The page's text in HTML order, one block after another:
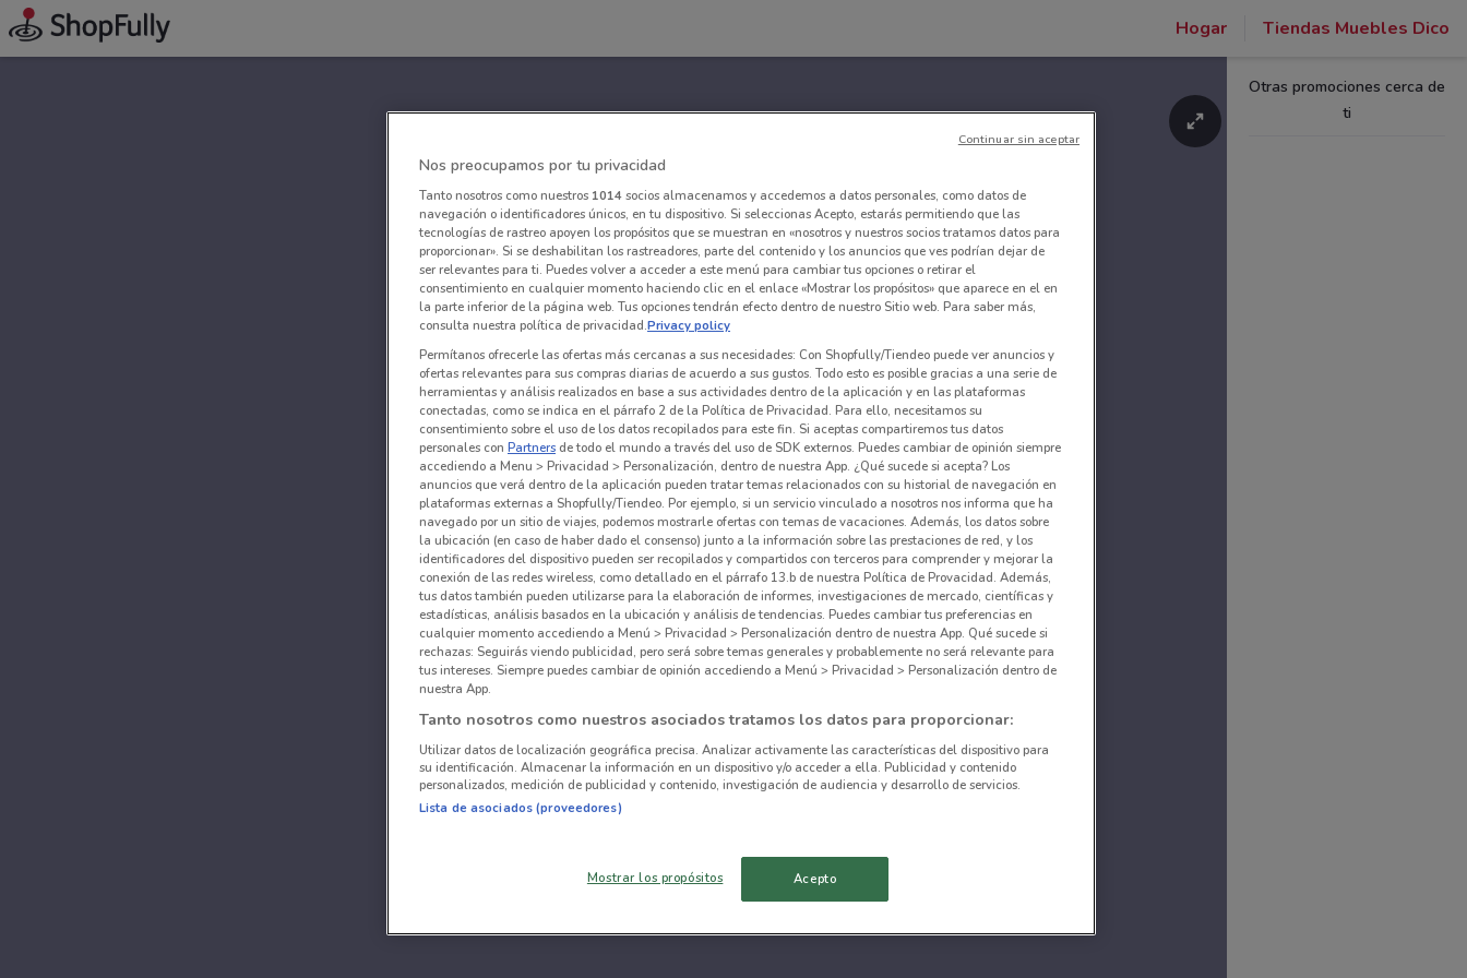
Hogar Tiendas Muebles Dico
Otras promociones cerca de
ti
Nos preocupamos por tu privacidad
Tanto nosotros como nuestros 1014socios almacenamos y accedemos a datos personales, como datos de
navegación o identificadores únicos, en tu dispositivo. Si seleccionas Acepto, estarás permitiendo que las
tecnologías de rastreo apoyen los propósitos que se muestran en «nosotros y nuestros socios tratamos datos para
proporcionar». Si se deshabilitan los rastreadores, parte del contenido y los anuncios que ves podrían dejar de
ser relevantes para ti. Puedes volver a acceder a este menú para cambiar tus opciones o retirar el
consentimiento en cualquier momento haciendo clic en el enlace «Mostrar los propósitos» que aparece en el en
la parte inferior de la página web. Tus opciones tendrán efecto dentro de nuestro Sitio web. Para saber más,
consulta nuestra política de privacidad.Privacy policy
Permítanos ofrecerle las ofertas más cercanas a sus necesidades: Con Shopfully/Tiendeo puede ver anuncios y
ofertas relevantes para sus compras diarias de acuerdo a sus gustos. Todo esto es posible gracias a una serie de
herramientas y análisis realizados en base a sus actividades dentro de la aplicación y en las plataformas
conectadas, como se indica en el párrafo 2 de la Política de Privacidad. Para ello, necesitamos su
consentimiento sobre el uso de los datos recopilados para este fin. Si aceptas compartiremos tus datos
personales con Partners de todo el mundo a través del uso de SDK externos. Puedes cambiar de opinión siempre
accediendo a Menu > Privacidad > Personalización, dentro de nuestra App. ¿Qué sucede si acepta? Los
anuncios que verá dentro de la aplicación pueden tratar temas relacionados con su historial de navegación en
plataformas externas a Shopfully/Tiendeo. Por ejemplo, si un servicio vinculado a nosotros nos informa que ha
navegado por un sitio de viajes, podemos mostrarle ofertas con temas de vacaciones. Además, los datos sobre
la ubicación (en caso de haber dado el consenso) junto a la información sobre las prestaciones de red, y los
identificadores del dispositivo pueden ser recopilados y compartidos con terceros para comprender y mejorar la
conexión de las redes wireless, como detallado en el párrafo 13.b de nuestra Política de Provacidad. Además,
tus datos también pueden utilizarse para la elaboración de informes, investigaciones de mercado, científicas y
estadísticas, análisis basados en la ubicación y análisis de tendencias. Puedes cambiar tus preferencias en
cualquier momento accediendo a Menú > Privacidad > Personalización dentro de nuestra App. Qué sucede si
rechazas: Seguirás viendo publicidad, pero será sobre temas generales y probablemente no será relevante para
tus intereses. Siempre puedes cambiar de opinión accediendo a Menú > Privacidad > Personalización dentro de
nuestra App.
Tanto nosotros como nuestros asociados tratamos los datos para proporcionar:
Utilizar datos de localización geográfica precisa. Analizar activamente las características del dispositivo para
su identificación. Almacenar la información en un dispositivo y/o acceder a ella. Publicidad y contenido
personalizados, medición de publicidad y contenido, investigación de audiencia y desarrollo de servicios.
Lista de asociados (proveedores)
Mostrar los propósitos Acepto
Continuar sin aceptar